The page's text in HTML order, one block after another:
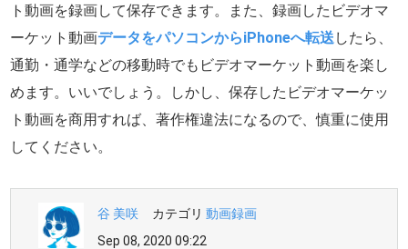
ト動画を録画して保存できます。また、録画したビデオマ
ーケット動画データをパソコンからiPhoneへ転送 したら、
通勤・通学などの移動時でもビデオマーケット動画を楽し
めます。いいでしょう。しかし、保存したビデオマーケッ
ト動画を商用すれば、著作権違法になるので、慎重に使用
してください。
谷 美咲 カテゴリ動画録画
Sep 08, 2020 09:22